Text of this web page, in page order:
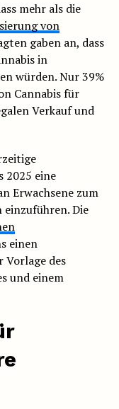
mehr als die
von
gaben an, dass
in
würden. Nur 39%
Cannabis für
Verkauf und
2025 eine
Erwachsene zum
einzuführen. Die
einen
des
und einem